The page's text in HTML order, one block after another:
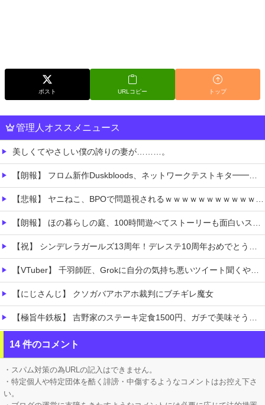
ポスト URLコピー トップ
管理人オススメニュース
美しくてやさしい僕の誇りの妻が………。
【朗報】 フロム新作Duskbloods、ネットワークテストキタ━━━━(゜∀゜)━━━━!!
【悲報】 ヤニねこ、BPOで問題視されるｗｗｗｗｗｗｗｗｗｗｗｗｗ
【朗報】 ほの暮らしの庭、100時間遊べてストーリーも面白いスタバレの上位互換だとまじで好評
【祝】 シンデレラガールズ13周年！デレステ10周年おめでとう！ガチャ更新SSR八神マキノ・イベントSRイヴ、SR望月聖！
【VTuber】 千羽師匠、Grokに自分の気持ち悪いツイート聞くやつやってるのかなって思ったら相手鴨神やんけ
【にじさんじ】 クソガバアホアホ裁判にブチギレ魔女
【極旨牛鉄板】 吉野家のステーキ定食1500円、ガチで美味そうｗｗｗ
【衝撃】 「かわいい虫」ランキング、ついに発表される
職場の人妻と不倫をして、ついに、、、
14 件のコメント
・スパム対策の為URLの記入はできません。
・特定個人や特定団体を酷く誹謗・中傷するようなコメントはお控え下さ
い。